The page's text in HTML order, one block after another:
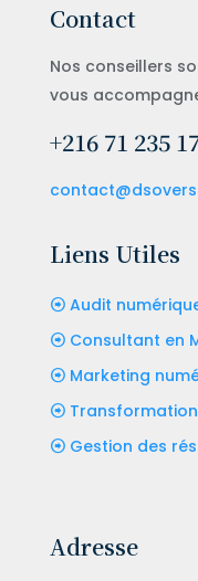
Contact
Nos conseillers
vous
+216 71 235
Liens Utiles
Audit
Consultant en
Marketing
Gestion des
Adresse